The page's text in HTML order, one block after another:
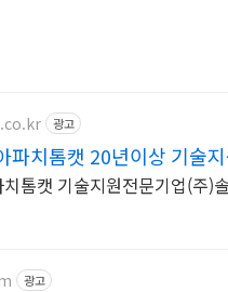
광고
파치톰캣 20년이상 기술
톰캣 기술지원전문기업(주)
광고